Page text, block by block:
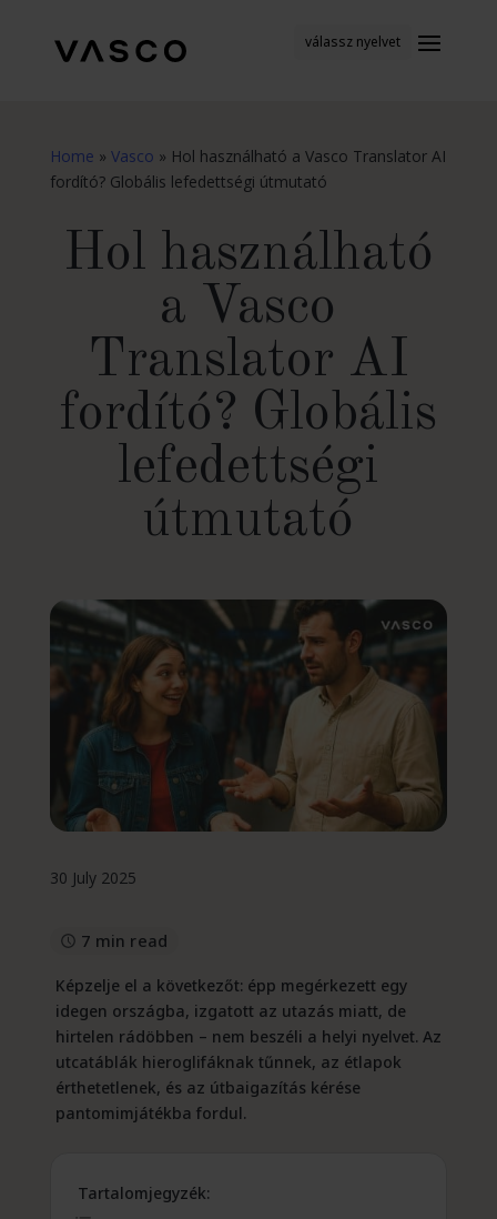
válassz nyelvet
Home » Vasco » Hol használható a Vasco Translator AI
fordító? Globális lefedettségi útmutató
Hol használható
a Vasco
Translator AI
fordító? Globális
lefedettségi
útmutató
30 July 2025
7 min read
Képzelje el a következőt: épp megérkezett egy
idegen országba, izgatott az utazás miatt, de
hirtelen rádöbben – nem beszéli a helyi nyelvet. Az
utcatáblák hieroglifáknak tűnnek, az étlapok
érthetetlenek, és az útbaigazítás kérése
pantomimjátékba fordul.
Tartalomjegyzék: